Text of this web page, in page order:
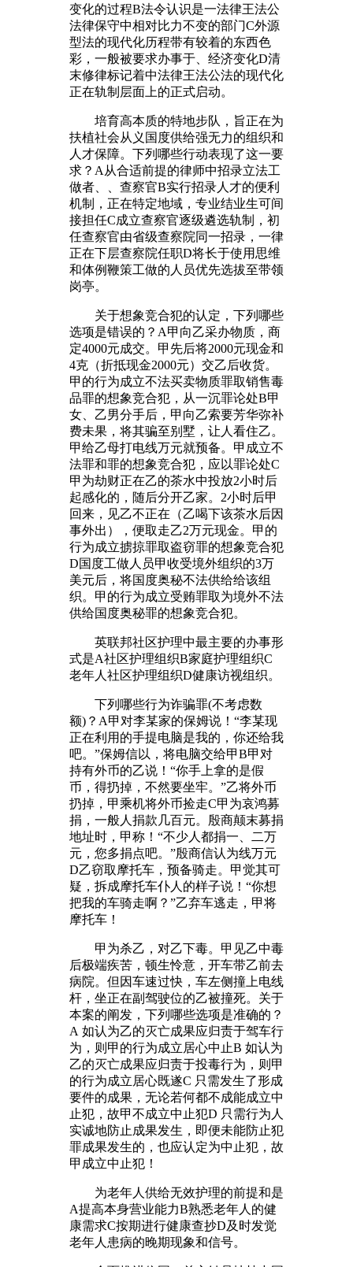
变化的过程B法令认识是一法律王法公
法律保守中相对比力不变的部门C外源
型法的现代化历程带有较着的东西色
彩，一般被要求办事于、经济变化D清
末修律标记着中法律王法公法的现代化
正在轨制层面上的正式启动。
培育高本质的特地步队，旨正在为
扶植社会从义国度供给强无力的组织和
人才保障。下列哪些行动表现了这一要
求？A从合适前提的律师中招录立法工
做者、、查察官B实行招录人才的便利
机制，正在特定地域，专业结业生可间
接担任C成立查察官逐级遴选轨制，初
任查察官由省级查察院同一招录，一律
正在下层查察院任职D将长于使用思维
和体例鞭策工做的人员优先选拔至带领
岗亭。
关于想象竞合犯的认定，下列哪些
选项是错误的？A甲向乙采办物质，商
定4000元成交。甲先后将2000元现金和
4克（折抵现金2000元）交乙后收货。
甲的行为成立不法买卖物质罪取销售毒
品罪的想象竞合犯，从一沉罪论处B甲
女、乙男分手后，甲向乙索要芳华弥补
费未果，将其骗至别墅，让人看住乙。
甲给乙母打电线万元就预备。甲成立不
法罪和罪的想象竞合犯，应以罪论处C
甲为劫财正在乙的茶水中投放2小时后
起感化的，随后分开乙家。2小时后甲
回来，见乙不正在（乙喝下该茶水后因
事外出），便取走乙2万元现金。甲的
行为成立掳掠罪取盗窃罪的想象竞合犯
D国度工做人员甲收受境外组织的3万
美元后，将国度奥秘不法供给给该组
织。甲的行为成立受贿罪取为境外不法
供给国度奥秘罪的想象竞合犯。
英联邦社区护理中最主要的办事形
式是A社区护理组织B家庭护理组织C
老年人社区护理组织D健康访视组织。
下列哪些行为诈骗罪(不考虑数
额)？A甲对李某家的保姆说！“李某现
正在利用的手提电脑是我的，你还给我
吧。”保姆信以，将电脑交给甲B甲对
持有外币的乙说！“你手上拿的是假
币，得扔掉，不然要坐牢。”乙将外币
扔掉，甲乘机将外币捡走C甲为哀鸿募
捐，一般人捐款几百元。殷商颠末募捐
地址时，甲称！“不少人都捐一、二万
元，您多捐点吧。”殷商信认为线万元
D乙窃取摩托车，预备骑走。甲觉其可
疑，拆成摩托车仆人的样子说！“你想
把我的车骑走啊？”乙弃车逃走，甲将
摩托车！
甲为杀乙，对乙下毒。甲见乙中毒
后极端疾苦，顿生怜意，开车带乙前去
病院。但因车速过快，车左侧撞上电线
杆，坐正在副驾驶位的乙被撞死。关于
本案的阐发，下列哪些选项是准确的？
A 如认为乙的灭亡成果应归责于驾车行
为，则甲的行为成立居心中止B 如认为
乙的灭亡成果应归责于投毒行为，则甲
的行为成立居心既遂C 只需发生了形成
要件的成果，无论若何都不成能成立中
止犯，故甲不成立中止犯D 只需行为人
实诚地防止成果发生，即便未能防止犯
罪成果发生的，也应认定为中止犯，故
甲成立中止犯！
为老年人供给无效护理的前提和是
A提高本身营业能力B熟悉老年人的健
康需求C按期进行健康查抄D及时发觉
老年人患病的晚期现象和信号。